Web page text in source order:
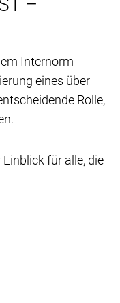
–
Internorm-
eines über
Rolle,
für alle, die